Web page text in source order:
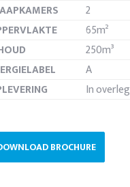
2
65m²
250m³
A
In overleg
BROCHURE